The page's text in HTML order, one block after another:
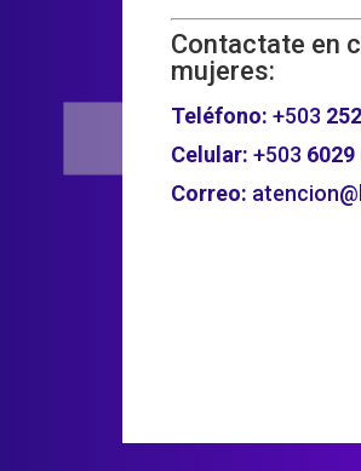
Contactate en
mujeres:
Teléfono: +503
Celular: +503 6029
Correo: